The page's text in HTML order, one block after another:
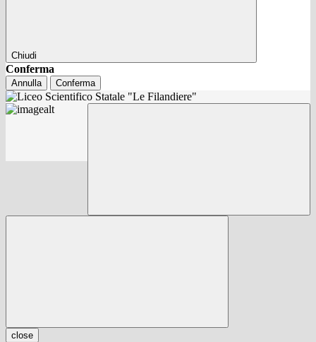
Chiudi
Conferma
Annulla Conferma
close